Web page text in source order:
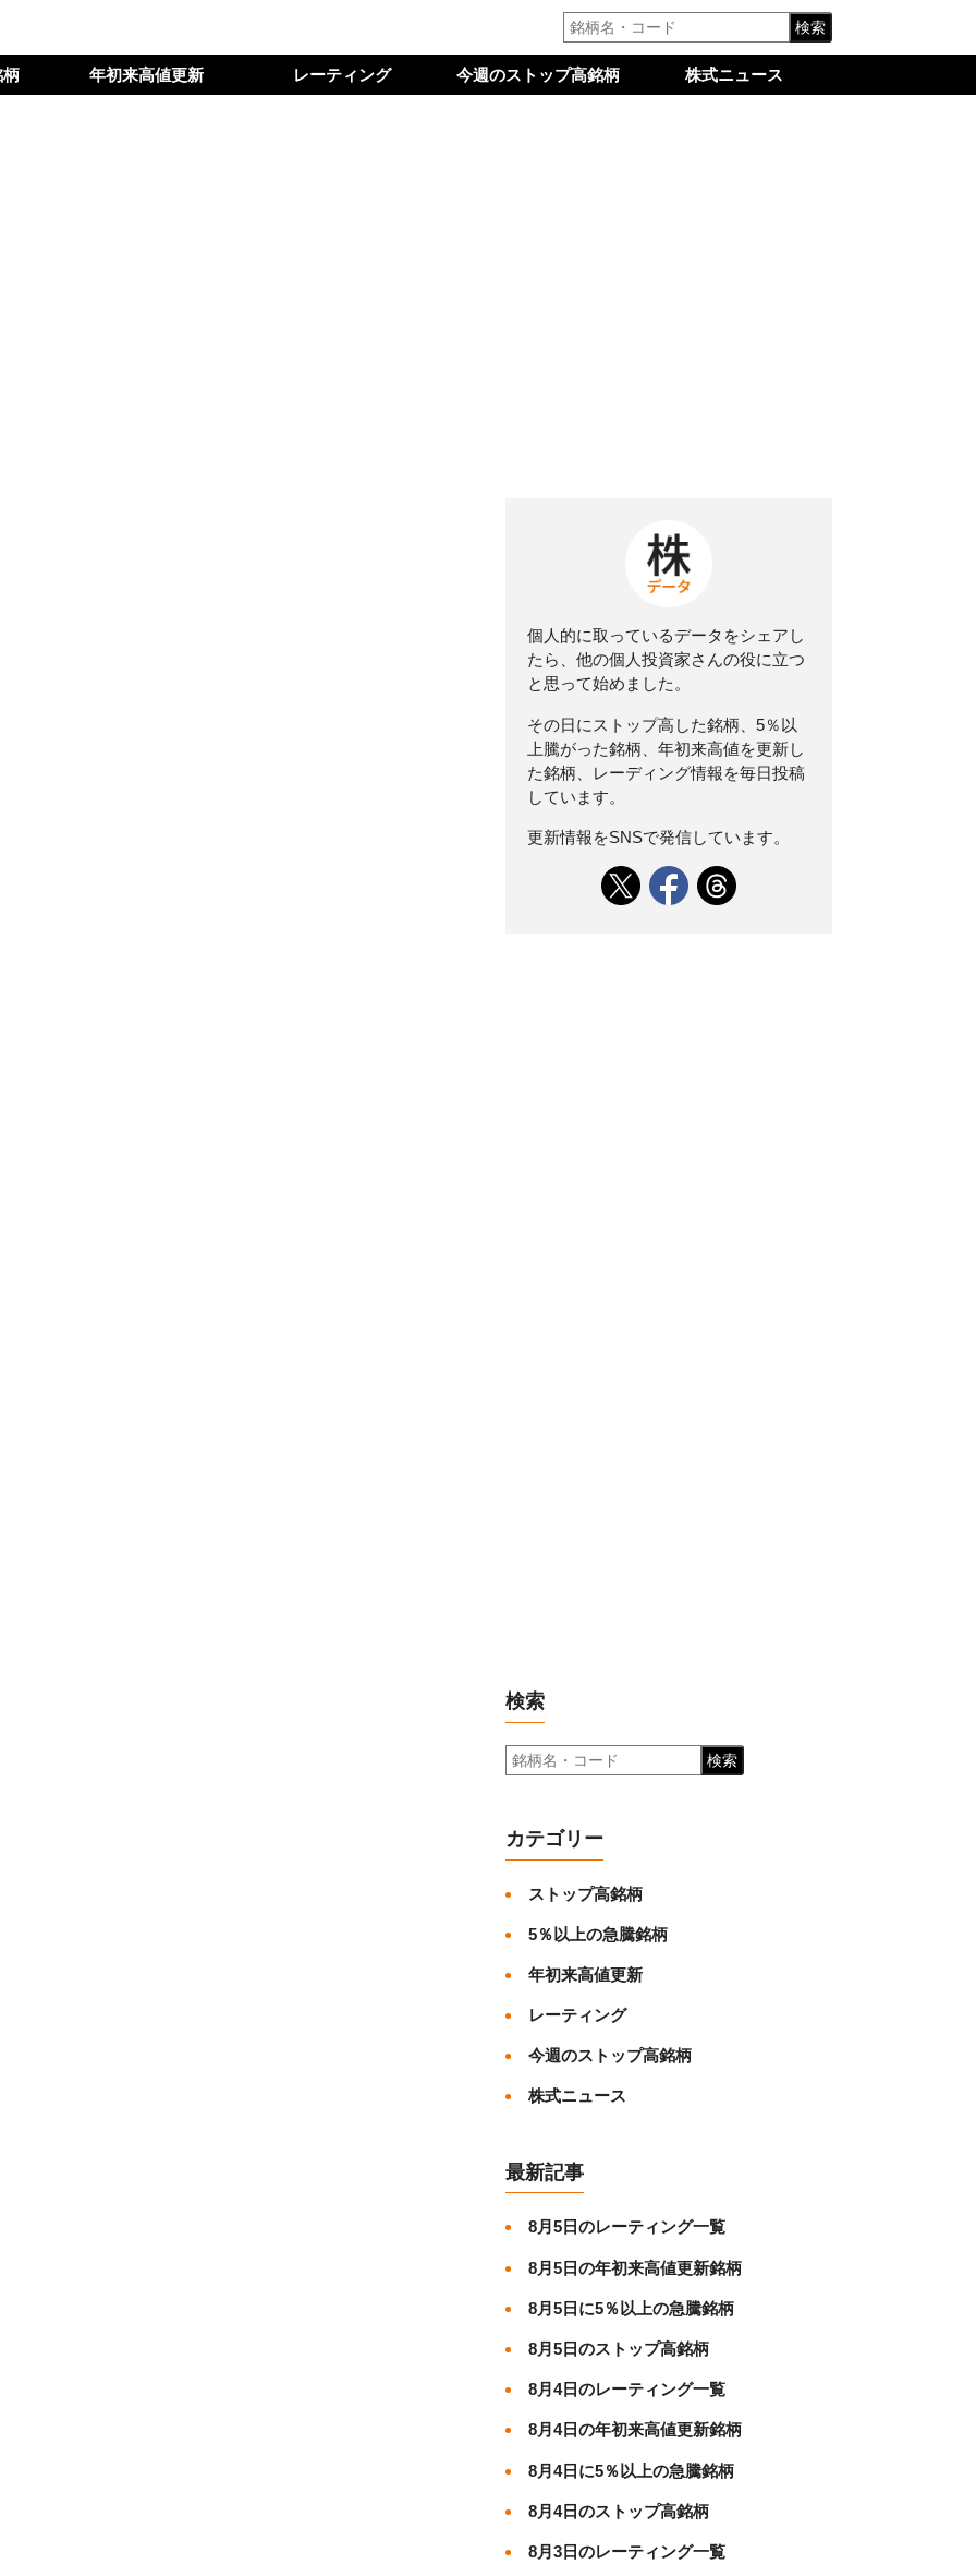
検索
柄 年初来高値更新 レーティング 今週のストップ高銘柄 株式ニュース
個人的に取っているデータをシェアし
たら、他の個人投資家さんの役に立つ
と思って始めました。
その日にストップ高した銘柄、5％以
上騰がった銘柄、年初来高値を更新し
た銘柄、レーディング情報を毎日投稿
しています。
更新情報をSNSで発信しています。
検索
検索
カテゴリー
ストップ高銘柄
5％以上の急騰銘柄
年初来高値更新
レーティング
今週のストップ高銘柄
株式ニュース
最新記事
8月5日のレーティング一覧
8月5日の年初来高値更新銘柄
8月5日に5％以上の急騰銘柄
8月5日のストップ高銘柄
8月4日のレーティング一覧
8月4日の年初来高値更新銘柄
8月4日に5％以上の急騰銘柄
8月4日のストップ高銘柄
8月3日のレーティング一覧